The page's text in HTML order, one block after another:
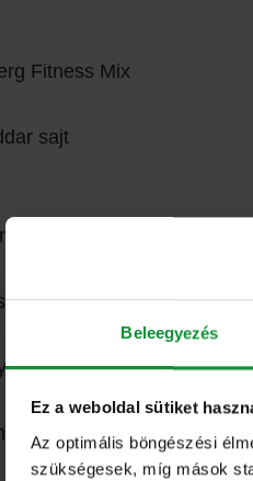
Beleegyezés
Ez a weboldal sütiket
Az optimális böngészési
szükségesek, míg mások
Fitness Mix
sajt
citromlé